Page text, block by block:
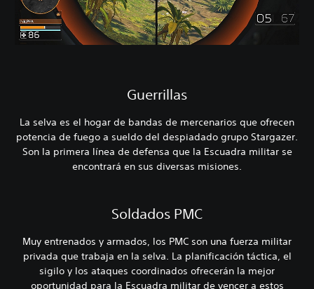
Guerrillas
La selva es el hogar de bandas de mercenarios que ofrecen
potencia de fuego a sueldo del despiadado grupo Stargazer.
Son la primera línea de defensa que la Escuadra militar se
encontrará en sus diversas misiones.
Soldados PMC
Muy entrenados y armados, los PMC son una fuerza militar
privada que trabaja en la selva. La planificación táctica, el
sigilo y los ataques coordinados ofrecerán la mejor
oportunidad para la Escuadra militar de vencer a estos